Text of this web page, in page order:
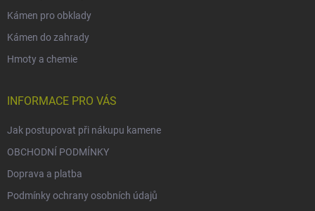
Kámen pro obklady
Kámen do zahrady
Hmoty a chemie
INFORMACE PRO VÁS
Jak postupovat při nákupu kamene
OBCHODNÍ PODMÍNKY
Doprava a platba
Podmínky ochrany osobních údajů